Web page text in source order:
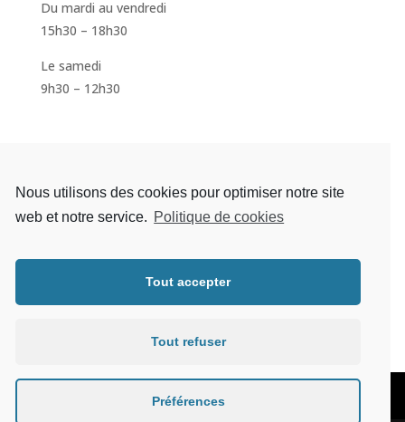
Du mardi au vendredi
15h30 – 18h30
Le samedi
9h30 – 12h30
Nous utilisons des cookies pour optimiser notre site
web et notre service. Politique de cookies
Tout accepter
Tout refuser
Préférences